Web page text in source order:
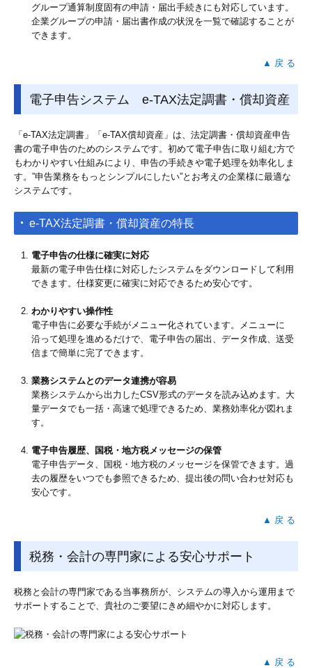
グループ通算制度固有の申請・届出手続きにも対応しています。
企業グループの申請・届出書作成の状況を一覧で確認することが
できます。
▲ 戻 る
電子申告システム e-TAX法定調書・償却資産
「e-TAX法定調書」「e-TAX償却資産」は、法定調書・償却資産申告
書の電子申告のためのシステムです。初めて電子申告に取り組む方で
もわかりやすい仕組みにより、申告の手続きや電子処理を効率化しま
す。”申告業務をもっとシンプルにしたい”とお考えの企業様に最適な
システムです。
e-TAX法定調書・償却資産の特長
電子申告の仕様に確実に対応
最新の電子申告仕様に対応したシステムをダウンロードして利用
できます。仕様変更に確実に対応できるため安心です。
わかりやすい操作性
電子申告に必要な手続がメニュー化されています。メニューに
沿って処理を進めるだけで、電子申告の届出、データ作成、送受
信まで簡単に完了できます。
業務システムとのデータ連携が容易
業務システムから出力したCSV形式のデータを読み込めます。大
量データでも一括・高速で処理できるため、業務効率化が図れま
す。
電子申告履歴、国税・地方税メッセージの保管
電子申告データ、国税・地方税のメッセージを保管できます。過
去の履歴をいつでも参照できるため、提出後の問い合わせ対応も
安心です。
▲ 戻 る
税務・会計の専門家による安心サポート
税務と会計の専門家である当事務所が、システムの導入から運用まで
サポートすることで、貴社のご要望にきめ細やかに対応します。
▲ 戻 る